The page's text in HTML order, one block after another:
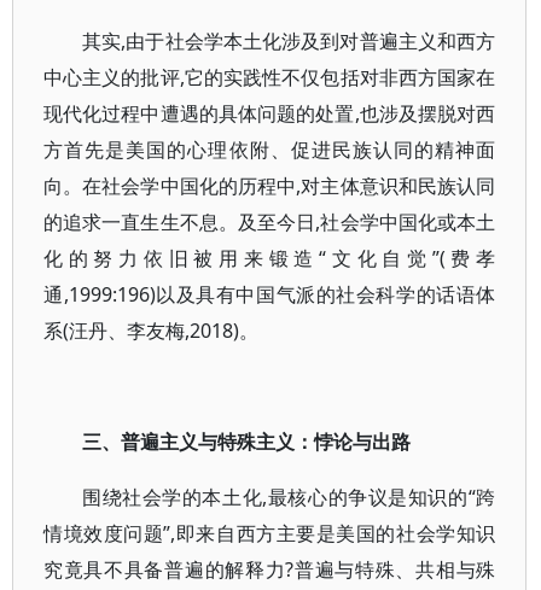
其实,由于社会学本土化涉及到对普遍主义和西方
中心主义的批评,它的实践性不仅包括对非西方国家在
现代化过程中遭遇的具体问题的处置,也涉及摆脱对西
方首先是美国的心理依附、促进民族认同的精神面
向。在社会学中国化的历程中,对主体意识和民族认同
的追求一直生生不息。及至今日,社会学中国化或本土
化的努力依旧被用来锻造“文化自觉”(费孝
通,1999:196)以及具有中国气派的社会科学的话语体
系(汪丹、李友梅,2018)。
三、普遍主义与特殊主义：悖论与出路
围绕社会学的本土化,最核心的争议是知识的“跨
情境效度问题”,即来自西方主要是美国的社会学知识
究竟具不具备普遍的解释力?普遍与特殊、共相与殊